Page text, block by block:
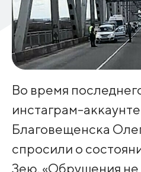
Во время
инстаграм-
Благовещенска
спросили о
Зею. «Обрушения не